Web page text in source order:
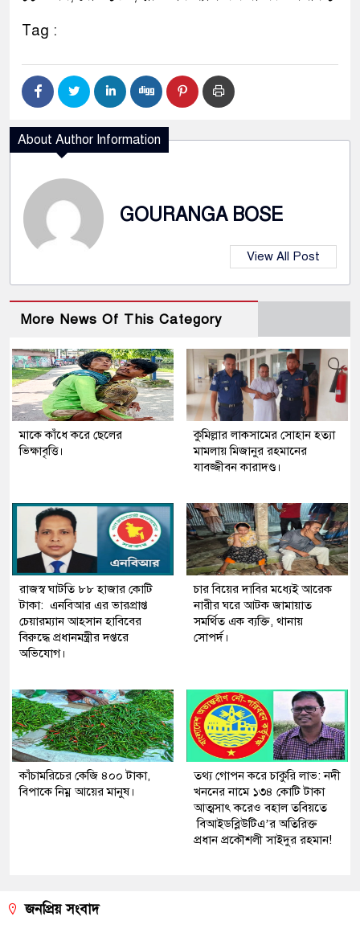
Tag :
About Author Information
GOURANGA BOSE
View All Post
More News Of This Category
মাকে কাঁধে করে ছেলের
ভিক্ষাবৃত্তি।
কুমিল্লার লাকসামের সোহান হত্যা
মামলায় মিজানুর রহমানের
যাবজ্জীবন কারাদণ্ড।
রাজস্ব ঘাটতি ৮৮ হাজার কোটি
টাকা: এনবিআর এর ভারপ্রাপ্ত
চেয়ারম্যান আহসান হাবিবের
বিরুদ্ধে প্রধানমন্ত্রীর দপ্তরে
অভিযোগ।
চার বিয়ের দাবির মধ্যেই আরেক
নারীর ঘরে আটক জামায়াত
সমর্থিত এক ব্যক্তি, থানায়
সোপর্দ।
কাঁচামরিচের কেজি ৪০০ টাকা,
বিপাকে নিম্ন আয়ের মানুষ।
তথ্য গোপন করে চাকুরি লাভ: নদী
খননের নামে ১৩৪ কোটি টাকা
আত্মসাৎ করেও বহাল তবিয়তে
বিআইডব্লিউটিএ’র অতিরিক্ত
প্রধান প্রকৌশলী সাইদুর রহমান!
জনপ্রিয় সংবাদ